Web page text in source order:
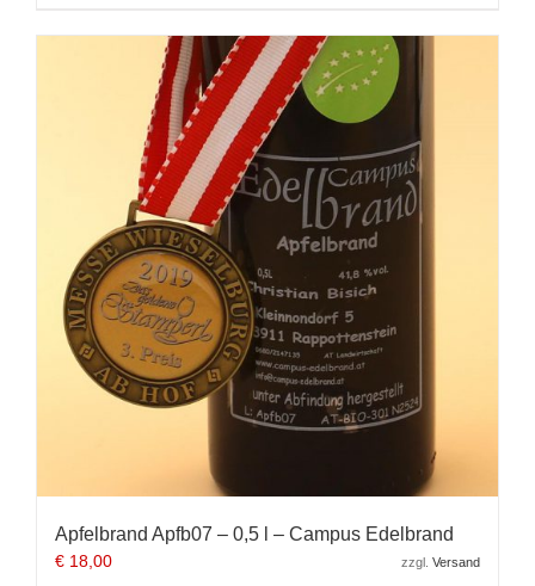
Apfelbrand Apfb07 – 0,5 l – Campus Edelbrand
€ 18,00 zzgl. Versand